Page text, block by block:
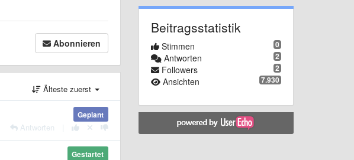
Abonnieren
Älteste zuerst
Geplant
Antworten
Gestartet
Beitragsstatistik
0
Stimmen
2
Antworten
2
Followers
7.930
Ansichten